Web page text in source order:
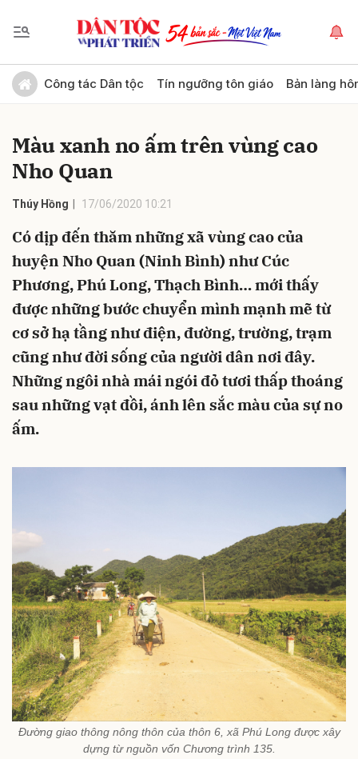
Công tác Dân tộc Tín ngưỡng tôn giáo Bản làng
Màu xanh no ấm trên vùng cao
Nho Quan
Thúy Hồng 17/06/2020 10:21
Có dịp đến thăm những xã vùng cao của
huyện Nho Quan (Ninh Bình) như Cúc
Phương, Phú Long, Thạch Bình… mới thấy
được những bước chuyển mình mạnh mẽ từ
cơ sở hạ tầng như điện, đường, trường, trạm
cũng như đời sống của người dân nơi đây.
Những ngôi nhà mái ngói đỏ tươi thấp thoáng
sau những vạt đồi, ánh lên sắc màu của sự no
ấm.
Đường giao thông nông thôn của thôn 6, xã Phú Long được xây
dựng từ nguồn vốn Chương trình 135.
Gửi bình luận
Hủy